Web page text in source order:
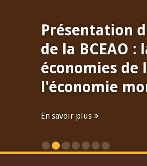
Présentation
de la BCEAO :
économies de
l'économie
En savoir plus